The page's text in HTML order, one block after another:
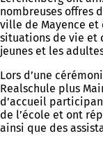
nombreuses offres
ville de Mayence et
situations de vie et
jeunes et les
Lors d’une
Realschule plus
d’accueil
de l’école et ont
ainsi que des